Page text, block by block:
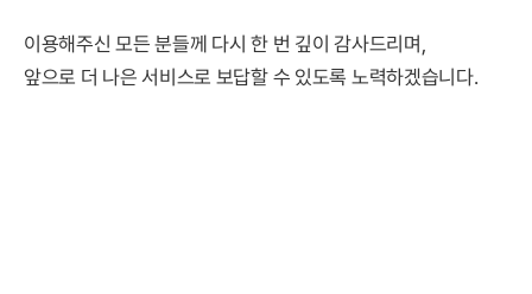
이용해주신 모든 분들께 다시 한 번 깊이 감사드리며,
앞으로 더 나은 서비스로 보답할 수 있도록 노력하겠습니다.